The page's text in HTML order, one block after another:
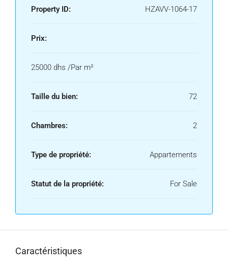
Property ID: HZAVV-1064-17
Prix:
25000 dhs /Par m²
Taille du bien: 72
Chambres: 2
Type de propriété: Appartements
Statut de la propriété: For Sale
Caractéristiques